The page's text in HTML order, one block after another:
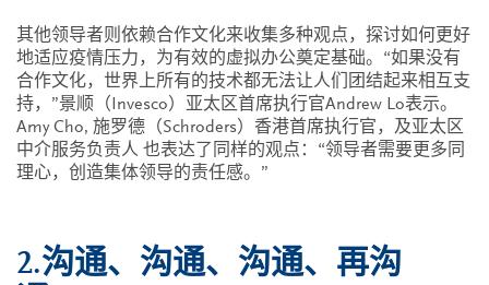
其他领导者则依赖合作文化来收集多种观点，探讨如何更好
地适应疫情压力，为有效的虚拟办公奠定基础。“如果没有
合作文化，世界上所有的技术都无法让人们团结起来相互支
持，”景顺（Invesco）亚太区首席执行官Andrew Lo表示。
Amy Cho, 施罗德（Schroders）香港首席执行官，及亚太区
中介服务负责人 也表达了同样的观点：“领导者需要更多同
理心，创造集体领导的责任感。”
2.沟通、沟通、沟通、再沟